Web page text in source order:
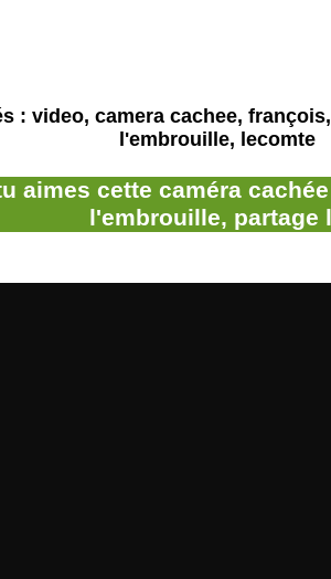
: video, camera cachee,
l'embrouille, lecomte
aimes cette caméra
l'embrouille, partage